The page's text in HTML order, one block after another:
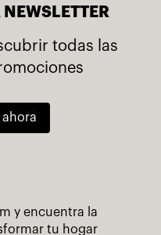
todas las
y encuentra la
tu hogar